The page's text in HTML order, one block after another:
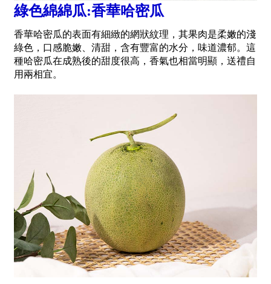
綠色綿綿瓜:香華哈密瓜
香華哈密瓜的表面有細緻的網狀紋理，其果肉是柔嫩的淺
綠色，口感脆嫩、清甜，含有豐富的水分，味道濃郁。這
種哈密瓜在成熟後的甜度很高，香氣也相當明顯，送禮自
用兩相宜。